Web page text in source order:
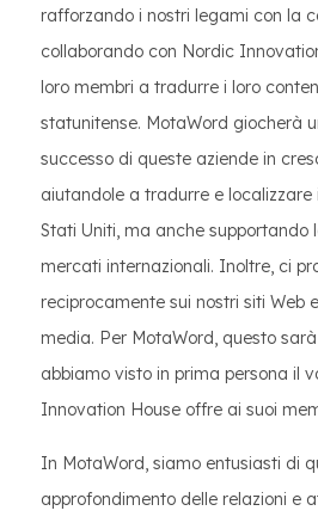
rafforzando i nostri legami con la
collaborando con Nordic
loro membri a tradurre i loro
statunitense. MotaWord giocherà
successo di queste aziende in
aiutandole a tradurre e localizzare
Stati Uniti, ma anche supportando
mercati internazionali. Inoltre, ci
reciprocamente sui nostri siti Web
media. Per MotaWord, questo
abbiamo visto in prima persona il
Innovation House offre ai suoi
In MotaWord, siamo entusiasti di
approfondimento delle relazioni e